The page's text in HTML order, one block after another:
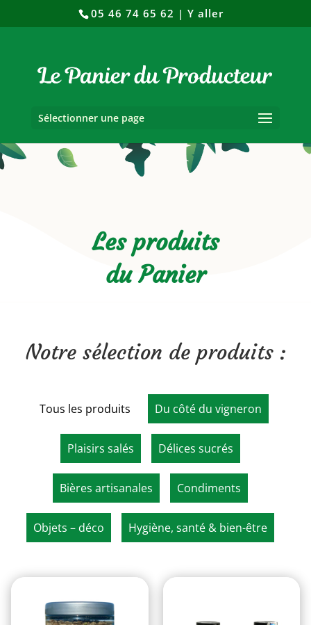
05 46 74 65 62 | Y aller
Sélectionner une page
Les produits
du Panier
Notre sélection de produits :
Tous les produits Du côté du vigneron
Plaisirs salés Délices sucrés
Bières artisanales Condiments
Objets – déco Hygiène, santé & bien-être